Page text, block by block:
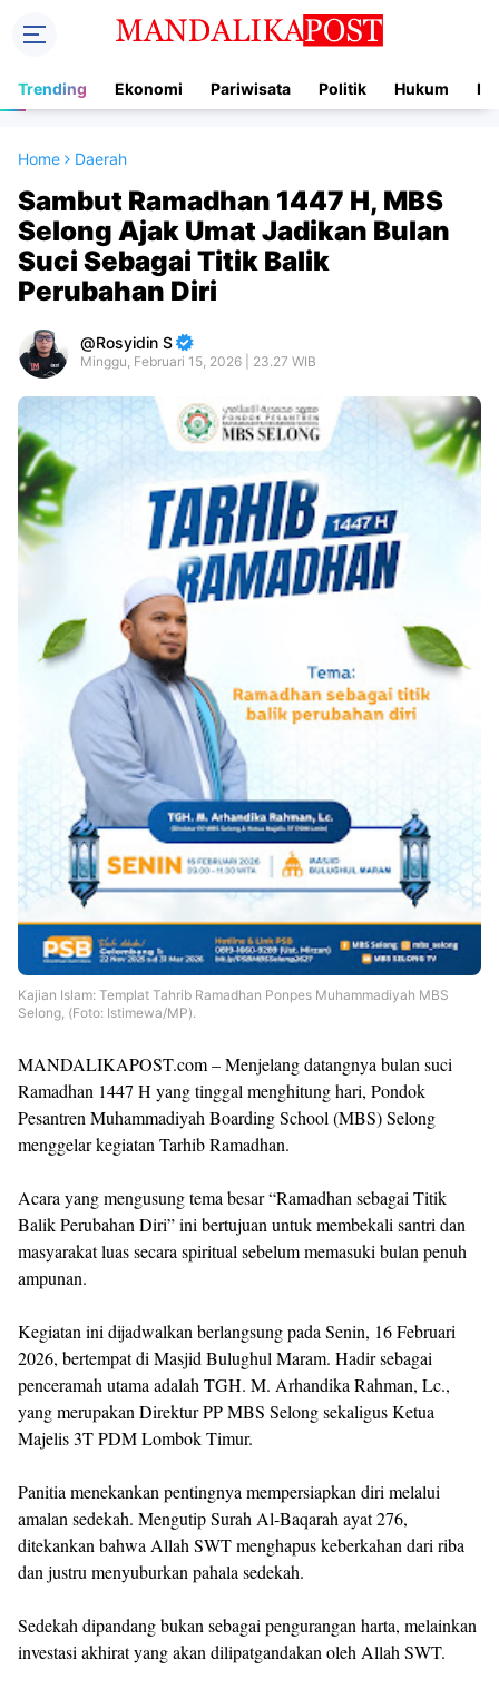
Trending Ekonomi Pariwisata Politik Hukum
Home Daerah
Sambut Ramadhan 1447 H, MBS
Selong Ajak Umat Jadikan Bulan
Suci Sebagai Titik Balik
Perubahan Diri
Rosyidin S
Minggu, Februari 15, 2026 | 23.27 WIB
Kajian Islam: Templat Tahrib Ramadhan Ponpes Muhammadiyah MBS
Selong, (Foto: Istimewa/MP).
MANDALIKAPOST.com – Menjelang datangnya bulan suci
Ramadhan 1447 H yang tinggal menghitung hari, Pondok
Pesantren Muhammadiyah Boarding School (MBS) Selong
menggelar kegiatan Tarhib Ramadhan.
Acara yang mengusung tema besar “Ramadhan sebagai Titik
Balik Perubahan Diri” ini bertujuan untuk membekali santri dan
masyarakat luas secara spiritual sebelum memasuki bulan penuh
ampunan.
Kegiatan ini dijadwalkan berlangsung pada Senin, 16 Februari
2026, bertempat di Masjid Bulughul Maram. Hadir sebagai
penceramah utama adalah TGH. M. Arhandika Rahman, Lc.,
yang merupakan Direktur PP MBS Selong sekaligus Ketua
Majelis 3T PDM Lombok Timur.
Panitia menekankan pentingnya mempersiapkan diri melalui
amalan sedekah. Mengutip Surah Al-Baqarah ayat 276,
ditekankan bahwa Allah SWT menghapus keberkahan dari riba
dan justru menyuburkan pahala sedekah.
Sedekah dipandang bukan sebagai pengurangan harta, melainkan
investasi akhirat yang akan dilipatgandakan oleh Allah SWT.